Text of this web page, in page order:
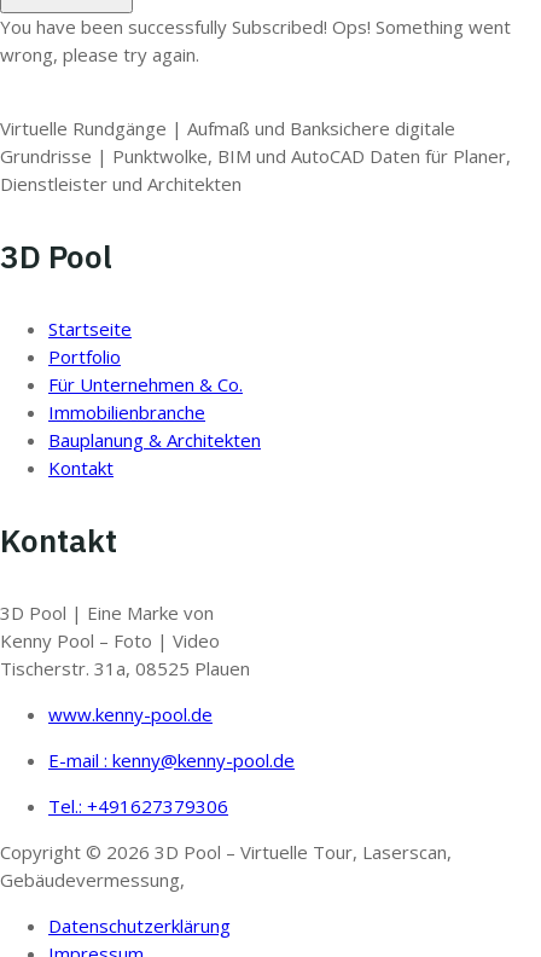
You have been successfully Subscribed! Ops! Something went
wrong, please try again.
Virtuelle Rundgänge | Aufmaß und Banksichere digitale
Grundrisse | Punktwolke, BIM und AutoCAD Daten für Planer,
Dienstleister und Architekten
3D Pool
Startseite
Portfolio
Für Unternehmen & Co.
Immobilienbranche
Bauplanung & Architekten
Kontakt
Kontakt
3D Pool | Eine Marke von
Kenny Pool – Foto | Video
Tischerstr. 31a, 08525 Plauen
www.kenny-pool.de
E-mail : kenny@kenny-pool.de
Tel.: +491627379306
Copyright © 2026 3D Pool – Virtuelle Tour, Laserscan,
Gebäudevermessung,
Datenschutzerklärung